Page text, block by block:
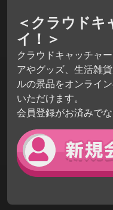
＜クラウドキ
イ！＞
クラウドキャッチャ
アやグッズ、生活雑
ルの景品をオンライ
いただけます。
会員登録がお済みで